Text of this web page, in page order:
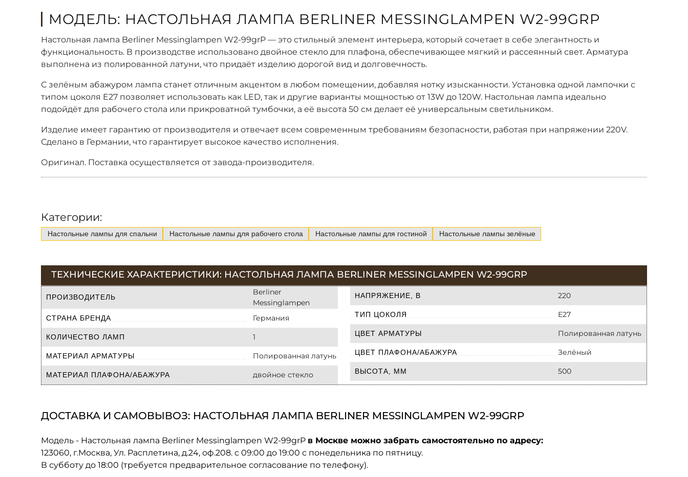
МОДЕЛЬ: НАСТОЛЬНАЯ ЛАМПА BERLINER MESSINGLAMPEN W2-99GRP
Настольная лампа Berliner Messinglampen W2-99grP — это стильный элемент интерьера, который сочетает в себе элегантность и
функциональность. В производстве использовано двойное стекло для плафона, обеспечивающее мягкий и рассеянный свет. Арматура
выполнена из полированной латуни, что придаёт изделию дорогой вид и долговечность.
С зелёным абажуром лампа станет отличным акцентом в любом помещении, добавляя нотку изысканности. Установка одной лампочки с
типом цоколя E27 позволяет использовать как LED, так и другие варианты мощностью от 13W до 120W. Настольная лампа идеально
подойдёт для рабочего стола или прикроватной тумбочки, а её высота 50 см делает её универсальным светильником.
Изделие имеет гарантию от производителя и отвечает всем современным требованиям безопасности, работая при напряжении 220V.
Сделано в Германии, что гарантирует высокое качество исполнения.
Оригинал. Поставка осуществляется от завода-производителя.
Категории:
Настольные лампы для спальни Настольные лампы для рабочего стола Настольные лампы для гостиной Настольные лампы зелёные
ТЕХНИЧЕСКИЕ ХАРАКТЕРИСТИКИ: НАСТОЛЬНАЯ ЛАМПА BERLINER MESSINGLAMPEN W2-99GRP
ПРОИЗВОДИТЕЛЬ
Berliner
Messinglampen
СТРАНА БРЕНДА Германия
КОЛИЧЕСТВО ЛАМП 1
МАТЕРИАЛ АРМАТУРЫ Полированная латунь
МАТЕРИАЛ ПЛАФОНА/АБАЖУРА двойное стекло
НАПРЯЖЕНИЕ, В 220
ТИП ЦОКОЛЯ E27
ЦВЕТ АРМАТУРЫ Полированная латунь
ЦВЕТ ПЛАФОНА/АБАЖУРА Зелёный
ВЫСОТА, ММ 500
ДОСТАВКА И САМОВЫВОЗ: НАСТОЛЬНАЯ ЛАМПА BERLINER MESSINGLAMPEN W2-99GRP
Модель - Настольная лампа Berliner Messinglampen W2-99grP в Москве можно забрать самостоятельно по адресу:
123060, г.Москва, Ул. Расплетина, д.24, оф.208. с 09:00 до 19:00 с понедельника по пятницу.
В субботу до 18:00 (требуется предварительное согласование по телефону).